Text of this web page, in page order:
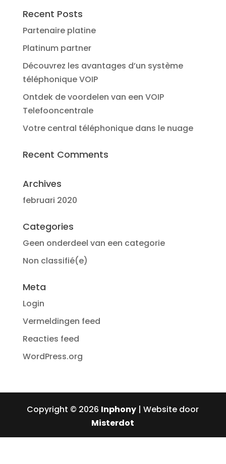
Recent Posts
Partenaire platine
Platinum partner
Découvrez les avantages d’un système
téléphonique VOIP
Ontdek de voordelen van een VOIP
Telefooncentrale
Votre central téléphonique dans le nuage
Recent Comments
Archives
februari 2020
Categories
Geen onderdeel van een categorie
Non classifié(e)
Meta
Login
Vermeldingen feed
Reacties feed
WordPress.org
Copyright © 2026 Inphony | Website door
Misterdot